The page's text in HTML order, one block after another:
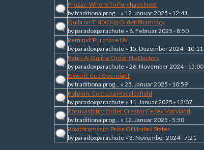
Prozac: Where To Purchase Next
bytraditionalprog... » 12. Januar 2025 - 12:41
Quibron-T: 400 Mg Order Pharmacy
byparadoxparachute » 8. Februar 2025 - 8:50
Reminyl: Purchase Uk
byparadoxparachute » 15. Dezember 2024 - 10:11
Retin-A: Online Order No Doctors
byparadoxparachute » 26. November 2024 - 15:00
Rivotril: Cod Overnight
bytraditionalprog... » 25. Januar 2025 - 10:59
Robaxin: Cost Usa Macclesfield
byparadoxparachute » 11. Januar 2025 - 12:07
Rosuvastatin: Order Crestor Fedex Maryland
bytraditionalprog... » 12. Januar 2025 - 5:50
Roxithromycin: Price Of United States
byparadoxparachute » 3. November 2024 - 7:21